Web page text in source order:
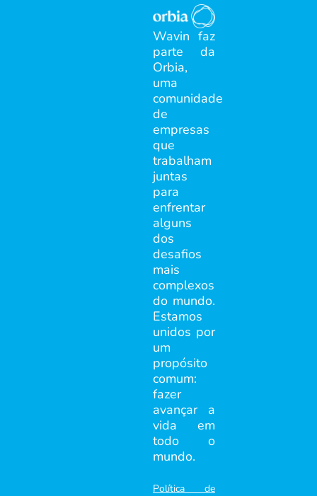
Wavin faz
parte da
Orbia,
uma
comunidade
de
empresas
que
trabalham
juntas
para
enfrentar
alguns
dos
desafios
mais
complexos
do mundo.
Estamos
unidos por
um
propósito
comum:
fazer
avançar a
vida em
todo o
mundo.
Política de